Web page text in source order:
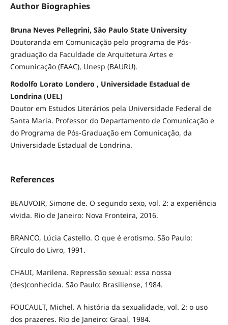
Author Biographies
Bruna Neves Pellegrini, São Paulo State University
Doutoranda em Comunicação pelo programa de Pós-
graduação da Faculdade de Arquitetura Artes e
Comunicação (FAAC), Unesp (BAURU).
Rodolfo Lorato Londero , Universidade Estadual de
Londrina (UEL)
Doutor em Estudos Literários pela Universidade Federal de
Santa Maria. Professor do Departamento de Comunicação e
do Programa de Pós-Graduação em Comunicação, da
Universidade Estadual de Londrina.
References
BEAUVOIR, Simone de. O segundo sexo, vol. 2: a experiência
vivida. Rio de Janeiro: Nova Fronteira, 2016.
BRANCO, Lúcia Castello. O que é erotismo. São Paulo:
Círculo do Livro, 1991.
CHAUI, Marilena. Repressão sexual: essa nossa
(des)conhecida. São Paulo: Brasiliense, 1984.
FOUCAULT, Michel. A história da sexualidade, vol. 2: o uso
dos prazeres. Rio de Janeiro: Graal, 1984.